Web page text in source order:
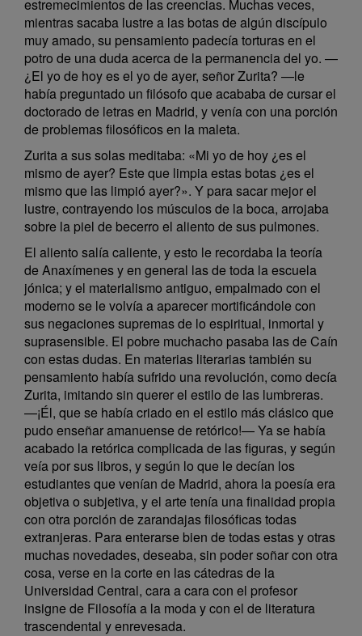
estremecimientos de las creencias. Muchas veces,
mientras sacaba lustre a las botas de algún discípulo
muy amado, su pensamiento padecía torturas en el
potro de una duda acerca de la permanencia del yo. —
¿El yo de hoy es el yo de ayer, señor Zurita? —le
había preguntado un filósofo que acababa de cursar el
doctorado de letras en Madrid, y venía con una porción
de problemas filosóficos en la maleta.
Zurita a sus solas meditaba: «Mi yo de hoy ¿es el
mismo de ayer? Este que limpia estas botas ¿es el
mismo que las limpió ayer?». Y para sacar mejor el
lustre, contrayendo los músculos de la boca, arrojaba
sobre la piel de becerro el aliento de sus pulmones.
El aliento salía caliente, y esto le recordaba la teoría
de Anaxímenes y en general las de toda la escuela
jónica; y el materialismo antiguo, empalmado con el
moderno se le volvía a aparecer mortificándole con
sus negaciones supremas de lo espiritual, inmortal y
suprasensible. El pobre muchacho pasaba las de Caín
con estas dudas. En materias literarias también su
pensamiento había sufrido una revolución, como decía
Zurita, imitando sin querer el estilo de las lumbreras.
—¡Él, que se había criado en el estilo más clásico que
pudo enseñar amanuense de retórico!— Ya se había
acabado la retórica complicada de las figuras, y según
veía por sus libros, y según lo que le decían los
estudiantes que venían de Madrid, ahora la poesía era
objetiva o subjetiva, y el arte tenía una finalidad propia
con otra porción de zarandajas filosóficas todas
extranjeras. Para enterarse bien de todas estas y otras
muchas novedades, deseaba, sin poder soñar con otra
cosa, verse en la corte en las cátedras de la
Universidad Central, cara a cara con el profesor
insigne de Filosofía a la moda y con el de literatura
trascendental y enrevesada.